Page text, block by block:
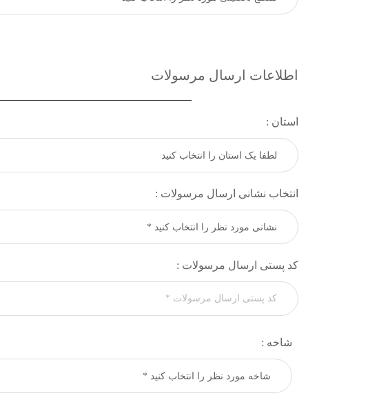
اطلاعات ارسال مرسولات
استان :
انتخاب نشانی ارسال مرسولات :
کد پستی ارسال مرسولات :
شاخه :